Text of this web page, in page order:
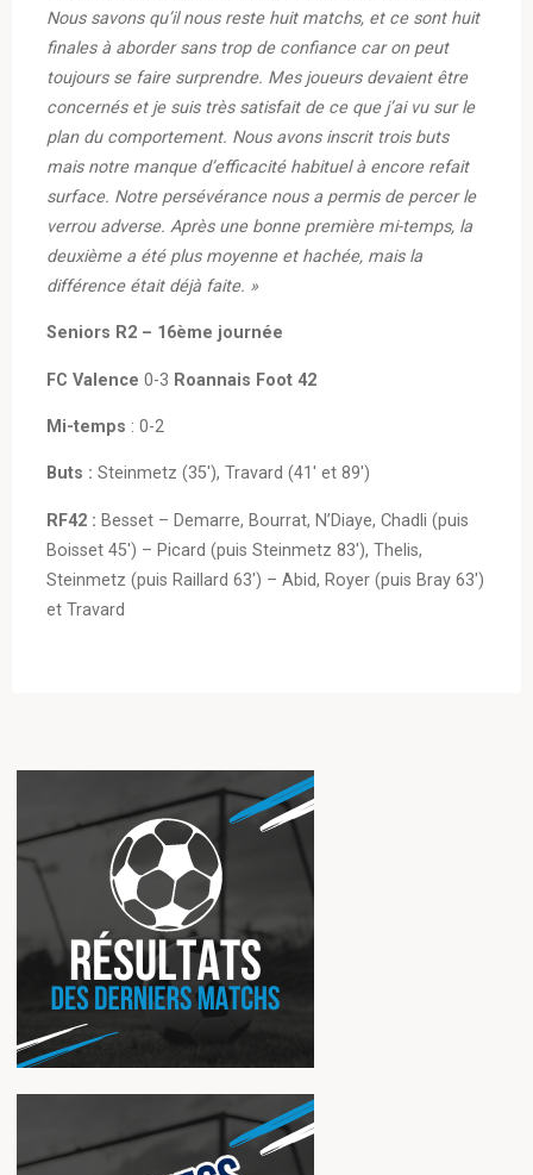
Nous savons qu’il nous reste huit matchs, et ce sont huit
finales à aborder sans trop de confiance car on peut
toujours se faire surprendre. Mes joueurs devaient être
concernés et je suis très satisfait de ce que j’ai vu sur le
plan du comportement. Nous avons inscrit trois buts
mais notre manque d’efficacité habituel à encore refait
surface. Notre persévérance nous a permis de percer le
verrou adverse. Après une bonne première mi-temps, la
deuxième a été plus moyenne et hachée, mais la
différence était déjà faite. »
Seniors R2 – 16ème journée
FC Valence 0-3 Roannais Foot 42
Mi-temps : 0-2
Buts : Steinmetz (35′), Travard (41′ et 89′)
RF42 : Besset – Demarre, Bourrat, N’Diaye, Chadli (puis
Boisset 45′) – Picard (puis Steinmetz 83′), Thelis,
Steinmetz (puis Raillard 63′) – Abid, Royer (puis Bray 63′)
et Travard